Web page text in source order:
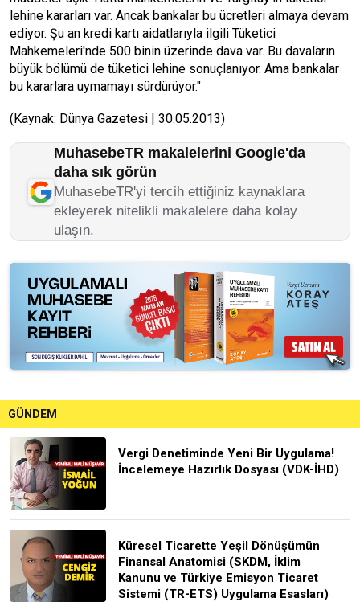
lehine kararları var. Ancak bankalar bu ücretleri almaya devam
ediyor. Şu an kredi kartı aidatlarıyla ilgili Tüketici
Mahkemeleri'nde 500 binin üzerinde dava var. Bu davaların
büyük bölümü de tüketici lehine sonuçlanıyor. Ama bankalar
bu kararlara uymamayı sürdürüyor."
(Kaynak: Dünya Gazetesi | 30.05.2013)
MuhasebeTR makalelerini Google'da
daha sık görün
MuhasebeTR'yi tercih ettiğiniz kaynaklara
ekleyerek nitelikli makalelere daha kolay
ulaşın.
GÜNDEM
Vergi Denetiminde Yeni Bir Uygulama!
İncelemeye Hazırlık Dosyası (VDK-İHD)
Küresel Ticarette Yeşil Dönüşümün
Finansal Anatomisi (SKDM, İklim
Kanunu ve Türkiye Emisyon Ticaret
Sistemi (TR-ETS) Uygulama Esasları)